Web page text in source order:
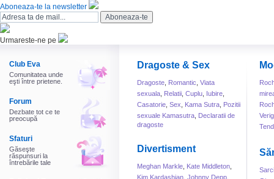
Aboneaza-te la newsletter
Urmareste-ne pe
Club Eva
Comunitatea unde
eşti între prietene.
Forum
Dezbate tot ce te
preocupă
Sfaturi
Găseşte
răspunsuri la
întrebările tale
Dragoste & Sex
Dragoste Romantic Viata
sexuala Relatii Cuplu Iubire
Casatorie Sex Kama Sutra Pozitii
sexuale Kamasutra Declaratii de
dragoste
Divertisment
Meghan Markle Kate Middleton
Kim Kardashian Johnny Depp